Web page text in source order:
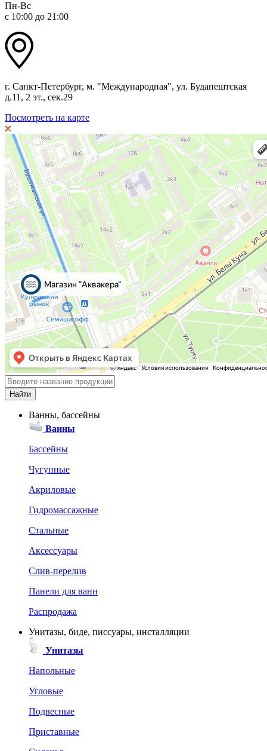
Пн-Вс
с 10:00 до 21:00
г. Санкт-Петербург, м. "Международная", ул. Будапештская
д.11, 2 эт., сек.29
Посмотреть на карте
Ванны, бассейны
Ванны
Бассейны
Чугунные
Акриловые
Гидромассажные
Стальные
Аксессуары
Слив-перелив
Панели для ванн
Распродажа
Унитазы, биде, писсуары, инсталляции
Унитазы
Напольные
Угловые
Подвесные
Приставные